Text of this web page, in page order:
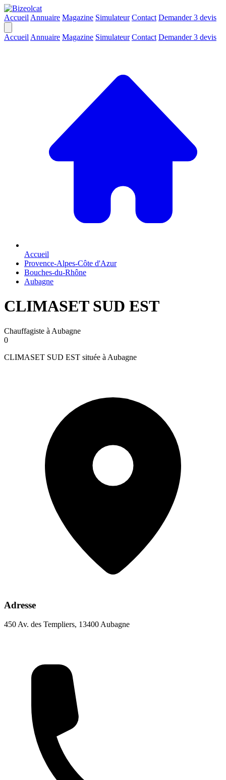
Accueil Annuaire Magazine Simulateur Contact Demander 3 devis
Accueil Annuaire Magazine Simulateur Contact Demander 3 devis
Accueil
Provence-Alpes-Côte d'Azur
Bouches-du-Rhône
Aubagne
CLIMASET SUD EST
Chauffagiste à Aubagne
0
CLIMASET SUD EST située à Aubagne
Adresse
450 Av. des Templiers, 13400 Aubagne